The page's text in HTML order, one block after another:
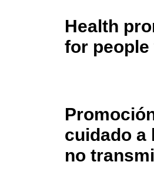
Health
for
cuidado a
no